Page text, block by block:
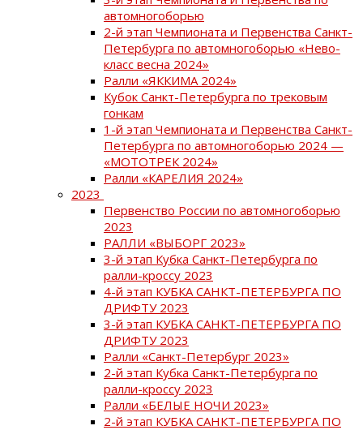
автомногоборью
2-й этап Чемпионата и Первенства Санкт-
Петербурга по автомногоборью «Нево-
класс весна 2024»
Ралли «ЯККИМА 2024»
Кубок Санкт-Петербурга по трековым
гонкам
1-й этап Чемпионата и Первенства Санкт-
Петербурга по автомногоборью 2024 —
«МОТОТРЕК 2024»
Ралли «КАРЕЛИЯ 2024»
2023
Первенство России по автомногоборью
2023
РАЛЛИ «ВЫБОРГ 2023»
3-й этап Кубка Санкт-Петербурга по
ралли-кроссу 2023
4-й этап КУБКА САНКТ-ПЕТЕРБУРГА ПО
ДРИФТУ 2023
3-й этап КУБКА САНКТ-ПЕТЕРБУРГА ПО
ДРИФТУ 2023
Ралли «Санкт-Петербург 2023»
2-й этап Кубка Санкт-Петербурга по
ралли-кроссу 2023
Ралли «БЕЛЫЕ НОЧИ 2023»
2-й этап КУБКА САНКТ-ПЕТЕРБУРГА ПО